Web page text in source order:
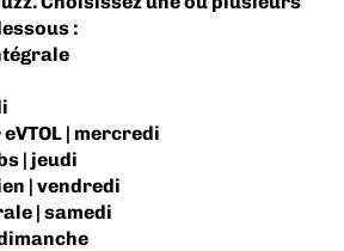
:
| mercredi
| jeudi
| vendredi
| samedi